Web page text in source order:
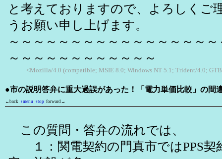
と考えておりますので、よろしくご
うお願い申し上げます。
～～～～～～～～～～～～～～～～
～～～～～～～～～～～～
<Mozilla/4.0 (compatible; MSIE 8.0; Windows NT 5.1; Trident/4.0;
●市の説明答弁に重大過誤があった！「電力単価比較」の間
←back ↑menu ↑top forward→
この質問・答弁の流れでは、
１：関電契約の門真市ではPPS契